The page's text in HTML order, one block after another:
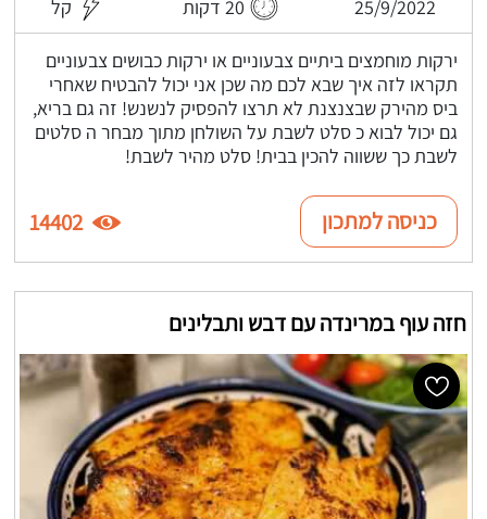
25/9/2022 20 דקות קל
ירקות מוחמצים ביתיים צבעוניים או ירקות כבושים צבעוניים
תקראו לזה איך שבא לכם מה שכן אני יכול להבטיח שאחרי
ביס מהירק שבצנצנת לא תרצו להפסיק לנשנש! זה גם בריא,
גם יכול לבוא כ סלט לשבת על השולחן מתוך מבחר ה סלטים
לשבת כך ששווה להכין בבית! סלט מהיר לשבת!
כניסה למתכון 14402
חזה עוף במרינדה עם דבש ותבלינים